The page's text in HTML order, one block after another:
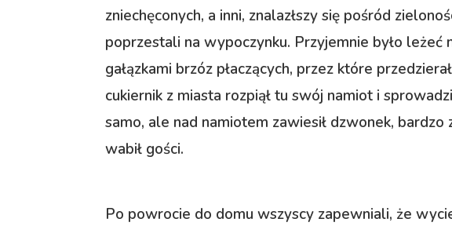
zniechęconych, a inni, znalazłszy się pośród
poprzestali na wypoczynku. Przyjemnie było leżeć
gałązkami brzóz płaczących, przez które
cukiernik z miasta rozpiął tu swój namiot i
samo, ale nad namiotem zawiesił dzwonek, bardzo
wabił gości.
Po powrocie do domu wszyscy zapewniali, że